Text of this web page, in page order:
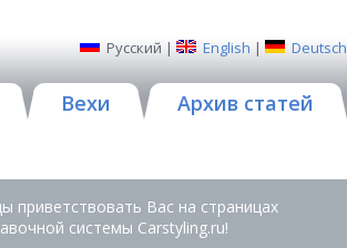
Русский | English | Deutsch
Вехи Архив статей
приветствовать Вас на страницах
системы Сarstyling.ru!